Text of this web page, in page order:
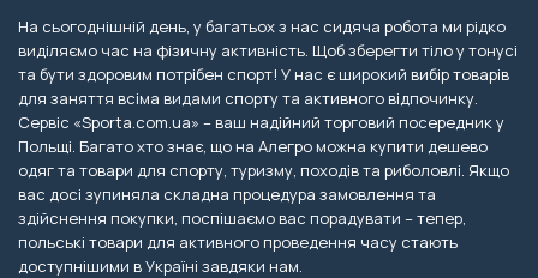
На сьогоднішній день, у багатьох з нас сидяча робота ми рідко
виділяємо час на фізичну активність. Щоб зберегти тіло у тонусі
та бути здоровим потрібен спорт! У нас є широкий вибір товарів
для заняття всіма видами спорту та активного відпочинку.
Сервіс «Sporta.com.ua» – ваш надійний торговий посередник у
Польщі. Багато хто знає, що на Алегро можна купити дешево
одяг та товари для спорту, туризму, походів та риболовлі. Якщо
вас досі зупиняла складна процедура замовлення та
здійснення покупки, поспішаємо вас порадувати – тепер,
польські товари для активного проведення часу стають
доступнішими в Україні завдяки нам.